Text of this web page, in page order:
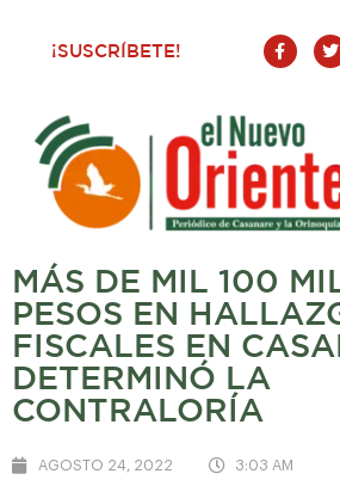
¡SUSCRÍBETE!
F
a
c
o
o
-
T
w
i
MÁS DE MIL 100
PESOS EN
FISCALES EN
DETERMINÓ LA
CONTRALORÍA
AGOSTO 24, 2022 3:03 AM